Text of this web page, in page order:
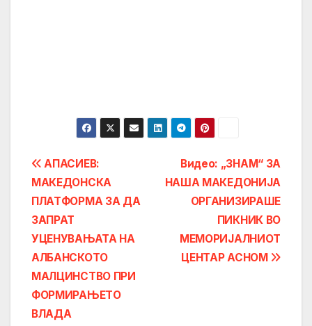
Post
navigation
Видео: „ЗНАМ“ ЗА
НАША МАКЕДОНИЈА
ОРГАНИЗИРАШЕ
ПИКНИК ВО
МЕМОРИЈАЛНИОТ
ЦЕНТАР АСНОМ
АПАСИЕВ:
МАКЕДОНСКА
ПЛАТФОРМА ЗА ДА
ЗАПРАТ
УЦЕНУВАЊАТА НА
АЛБАНСКОТО
МАЛЦИНСТВО ПРИ
ФОРМИРАЊЕТО
ВЛАДА